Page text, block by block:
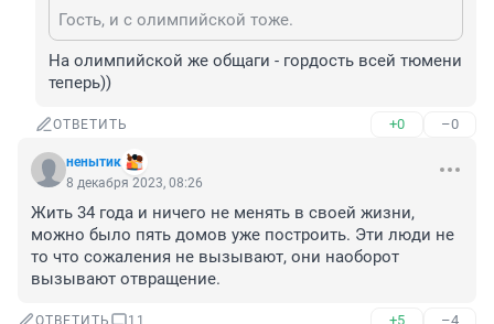
Гость, и с олимпийской тоже.
На олимпийской же общаги - гордость всей тюмени
теперь))
ОТВЕТИТЬ +0 –0
ненытик
8 декабря 2023, 08:26
Жить 34 года и ничего не менять в своей жизни,
можно было пять домов уже построить. Эти люди не
то что сожаления не вызывают, они наоборот
вызывают отвращение.
ОТВЕТИТЬ 11 +5 –4